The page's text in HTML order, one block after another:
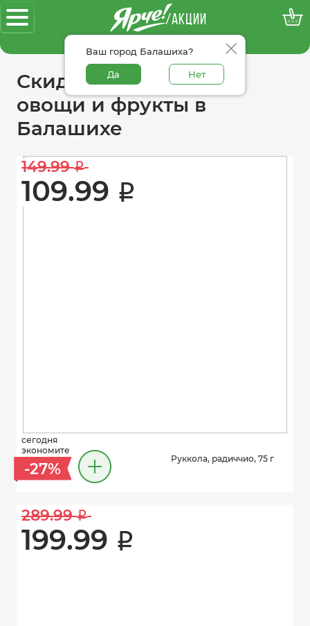
/АКЦИИ
Ваш город Балашиха?
Да Нет
100% достоверные акции
Скидки в категории
овощи и фрукты в
Балашихе
149.99 i
109.99 i
сегодня
экономите
-27%
Руккола, радиччио, 75 г
289.99 i
199.99 i